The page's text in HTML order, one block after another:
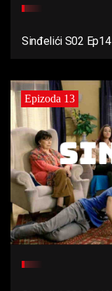
Sinđelići S02 Ep14
Epizoda 13